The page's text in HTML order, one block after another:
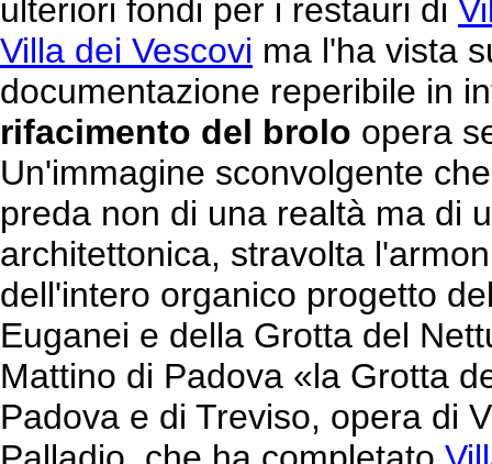
ulteriori fondi per i restauri di
Villa dei Vescovi ma l'ha vista
documentazione reperibile in
rifacimento del brolo opera
Un'immagine sconvolgente
preda non di una realtà ma di
architettonica, stravolta
dell'intero organico progetto
Euganei e della Grotta del
Mattino di Padova «la Grotta
Padova e di Treviso, opera di